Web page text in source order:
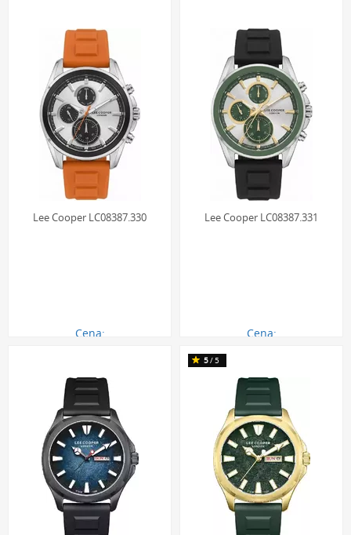
Lee Cooper LC08387.330
Cena:
Lee Cooper LC08387.331
Cena:
5/5